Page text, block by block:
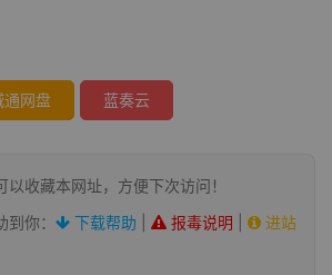
通网盘 蓝奏云
收藏本网址，方便下次访问！
你：
下载帮助 报毒说明
进站